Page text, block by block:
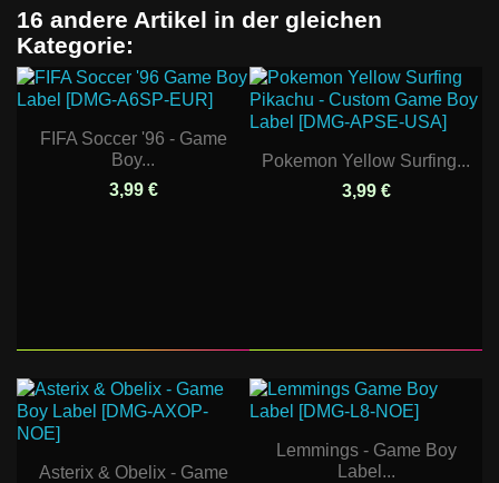
16 andere Artikel in der gleichen
Kategorie:
FIFA Soccer '96 - Game
Boy...
3,99 €
Pokemon Yellow Surfing...
3,99 €
Asterix & Obelix - Game
Lemmings - Game Boy
Label...